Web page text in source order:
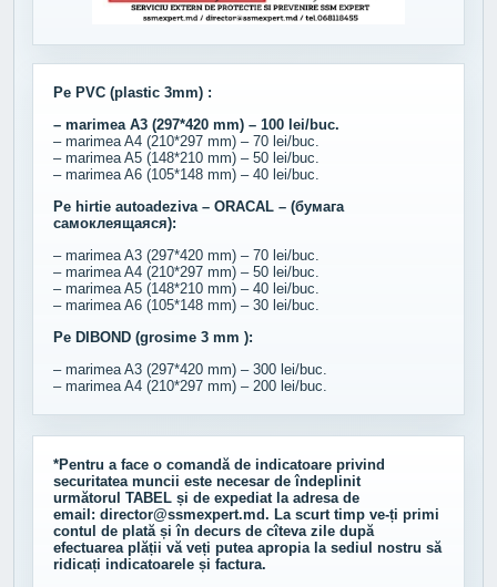
Pe PVC (plastic 3mm) :
– marimea A3 (297*420 mm) – 100 lei/buc.
– marimea A4 (210*297 mm) – 70 lei/buc.
– marimea A5 (148*210 mm) – 50 lei/buc.
– marimea A6 (105*148 mm) – 40 lei/buc.
Pe hirtie autoadeziva – ORACAL – (бумага
самоклеящаяся):
– marimea A3 (297*420 mm) – 70 lei/buc.
– marimea A4 (210*297 mm) – 50 lei/buc.
– marimea A5 (148*210 mm) – 40 lei/buc.
– marimea A6 (105*148 mm) – 30 lei/buc.
Pe DIBOND (grosime 3 mm ):
– marimea A3 (297*420 mm) – 300 lei/buc.
– marimea A4 (210*297 mm) – 200 lei/buc.
*Pentru a face o comandă de indicatoare privind
securitatea muncii este necesar de îndeplinit
următorul TABEL și de expediat la adresa de
email: director@ssmexpert.md. La scurt timp ve-ți primi
contul de plată și în decurs de cîteva zile după
efectuarea plății vă veți putea apropia la sediul nostru să
ridicați indicatoarele și factura.